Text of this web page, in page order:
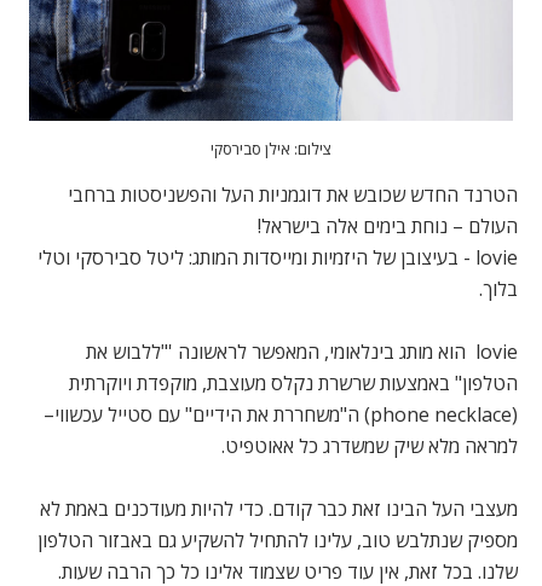
צילום: אילן סבירסקי
הטרנד החדש שכובש את דוגמניות העל והפשניסטות ברחבי
העולם – נוחת בימים אלה בישראל!
lovie - בעיצובן של היזמיות ומייסדות המותג: ליטל סבירסקי וטלי
בלוך.
lovie הוא מותג בינלאומי, המאפשר לראשונה '"ללבוש את
הטלפון" באמצעות שרשרת נקלס מעוצבת, מוקפדת ויוקרתית
(phone necklace) ה"משחררת את הידיים" עם סטייל עכשווי–
למראה מלא שיק שמשדרג כל אאוטפיט.
מעצבי העל הבינו זאת כבר קודם. כדי להיות מעודכנים באמת לא
מספיק שנתלבש טוב, עלינו להתחיל להשקיע גם באבזור הטלפון
שלנו. בכל זאת, אין עוד פריט שצמוד אלינו כל כך הרבה שעות.